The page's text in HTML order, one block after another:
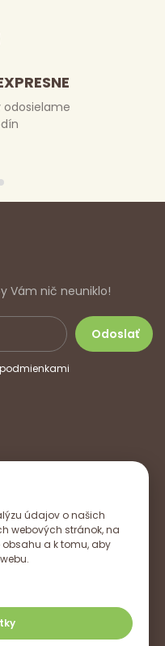
údajov o našich
webových stránok, na
a k tomu, aby
odosielame
Vám nič neuniklo!
,info@vitanella.sk